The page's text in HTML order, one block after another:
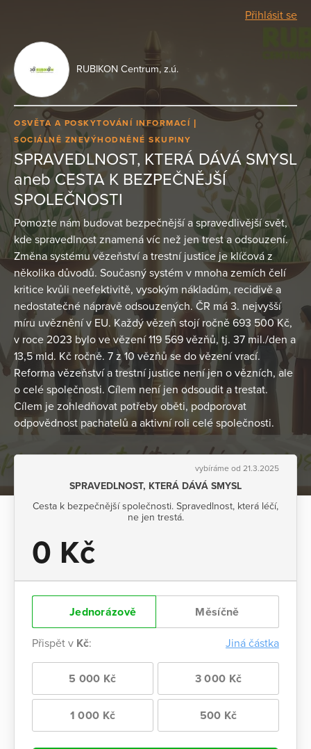
Přihlásit se
RUBIKON Centrum, z.ú.
OSVĚTA A POSKYTOVÁNÍ INFORMACÍ
SOCIÁLNĚ ZNEVÝHODNĚNÉ SKUPINY
SPRAVEDLNOST, KTERÁ DÁVÁ SMYSL
aneb CESTA K BEZPEČNĚJŠÍ
SPOLEČNOSTI
Pomozte nám budovat bezpečnější a spravedlivější svět,
kde spravedlnost znamená víc než jen trest a odsouzení.
Změna systému vězeňství a trestní justice je klíčová z
několika důvodů. Současný systém v mnoha zemích čelí
kritice kvůli neefektivitě, vysokým nákladům, recidivě a
nedostatečné nápravě odsouzených. ČR má 3. nejvyšší
míru uvěznění v EU. Každý vězeň stojí ročně 693 500 Kč,
v roce 2023 bylo ve vězení 119 569 vězňů, tj. 37 mil./den a
13,5 mld. Kč ročně. 7 z 10 vězňů se do vězení vrací.
Reforma vězeňství a trestní justice není jen o vězních, ale
o celé společnosti. Cílem není jen odsoudit a trestat.
Cílem je zohledňovat potřeby oběti, podporovat
odpovědnost pachatelů a aktivní roli celé společnosti.
vybíráme od 21.3.2025
SPRAVEDLNOST, KTERÁ DÁVÁ SMYSL
Cesta k bezpečnější společnosti. Spravedlnost, která léčí,
ne jen trestá.
0 Kč
Jednorázově Měsíčně
Přispět v Kč: Jiná částka
5 000 Kč 3 000 Kč
1 000 Kč 500 Kč